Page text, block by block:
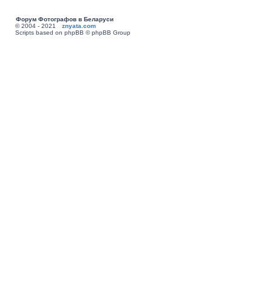
Форум Фотографов в Беларуси
© 2004 - 2021 znyata.com
Scripts based on phpBB © phpBB Group